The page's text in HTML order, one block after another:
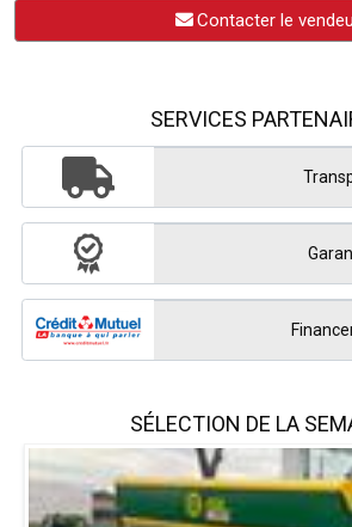
Contacter le
SERVICES
SÉLECTION DE LA